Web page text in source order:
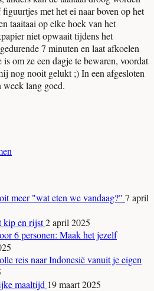
met het ei naar boven op het
taaitaai op elke hoek van het
niet opwaait tijdens het
7 minuten en laat afkoelen
om ze een dagje te bewaren, voordat
nog nooit gelukt ;) In een afgesloten
lang goed.
meer "wat eten we vandaag?" 7 april
kip en rijst2 april 2025
6 personen: Maak het jezelf
reis naar Indonesië vanuit je eigen
maaltijd 19 maart 2025